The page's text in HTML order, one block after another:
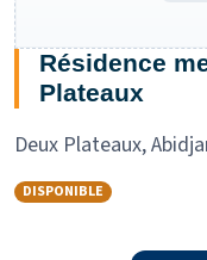
Résidence
Plateaux
Deux Plateaux,
DISPONIBLE